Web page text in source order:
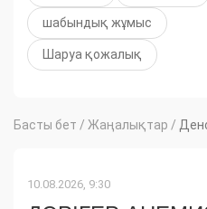
шабындық жұмыс
Шаруа қожалық
Басты бет / Жаңалықтар /
10.08.2026, 9:30